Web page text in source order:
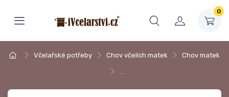
0
Včelařské potřeby Chov včelích matek Chov matek
…